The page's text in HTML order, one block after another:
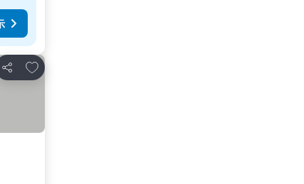
シェア
お気に入りに追加